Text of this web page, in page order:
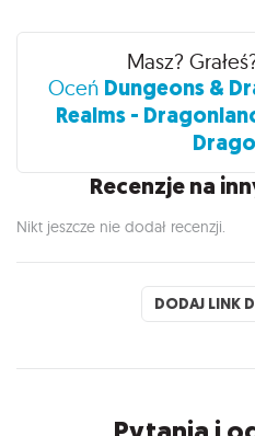
Recenzje
Masz?
Oceń Dungeons &
Realms -
Recenzje na
Nikt jeszcze nie dodał recenzji.
DODAJ LINK